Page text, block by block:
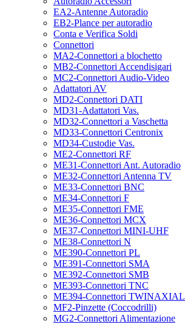
EA2-Antenne Autoradio
EB2-Plance per autoradio
Conta e Verifica Soldi
Connettori
MA2-Connettori a blochetto
MB2-Connettori Accendisigari
MC2-Connettori Audio-Video
Adattatori AV
MD2-Connettori DATI
MD31-Adattatori Vas.
MD32-Connettori a Vaschetta
MD33-Connettori Centronix
MD34-Custodie Vas.
ME2-Connettori RF
ME31-Connettori Ant. Autoradio
ME32-Connettori Antenna TV
ME33-Connettori BNC
ME34-Connettori F
ME35-Connettori FME
ME36-Connettori MCX
ME37-Connettori MINI-UHF
ME38-Connettori N
ME390-Connettori PL
ME391-Connettori SMA
ME392-Connettori SMB
ME393-Connettori TNC
ME394-Connettori TWINAXIAL
MF2-Pinzette (Coccodrilli)
MG2-Connettori Alimentazione